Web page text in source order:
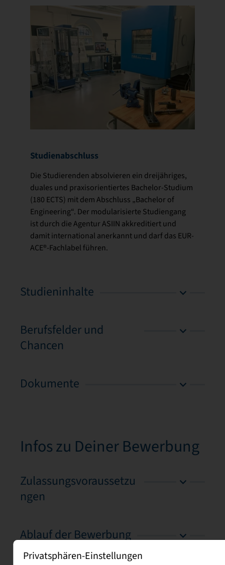
Studienabschluss
Die Studierenden absolvieren ein dreijähriges,
duales und praxisorientiertes Bachelor-Studium
(180 ECTS) mit dem Abschluss „Bachelor of
Engineering“. Der modularisierte Studiengang
ist durch die Agentur ASIIN akkreditiert und
damit international anerkannt und darf das EUR-
ACE®-Fachlabel führen.
Studieninhalte
Berufsfelder und
Chancen
Dokumente
Infos zu Deiner Bewerbung
Zulassungsvoraussetzu
ngen
Ablauf der Bewerbung
Privatsphären-Einstellungen